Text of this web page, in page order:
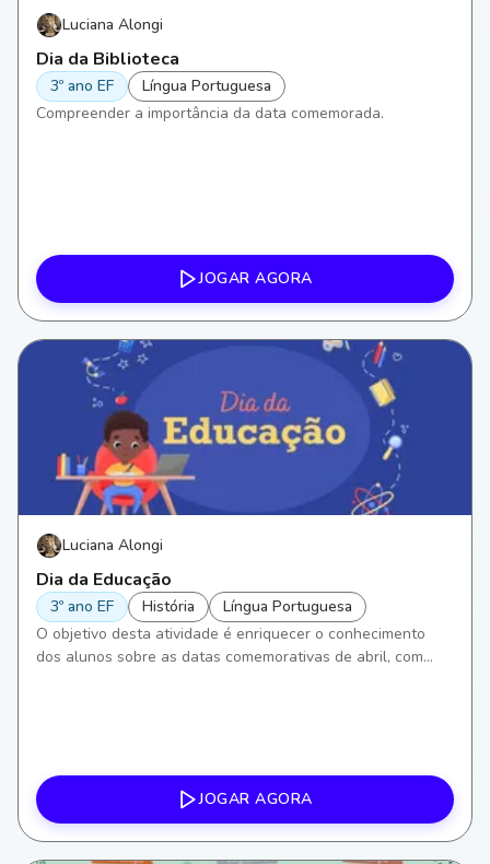
Luciana Alongi
Dia da Biblioteca
3º ano EF
Língua Portuguesa
Compreender a importância da data comemorada.
JOGAR AGORA
Luciana Alongi
Dia da Educação
3º ano EF História
Língua Portuguesa
O objetivo desta atividade é enriquecer o conhecimento
dos alunos sobre as datas comemorativas de abril, com
JOGAR AGORA